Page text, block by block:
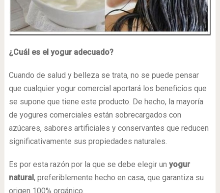
¿Cuál es el yogur adecuado?
Cuando de salud y belleza se trata, no se puede pensar
que cualquier yogur comercial aportará los beneficios que
se supone que tiene este producto. De hecho, la mayoría
de yogures comerciales están sobrecargados con
azúcares, sabores artificiales y conservantes que reducen
significativamente sus propiedades naturales.
Es por esta razón por la que se debe elegir un yogur
natural, preferiblemente hecho en casa, que garantiza su
origen 100% orgánico.